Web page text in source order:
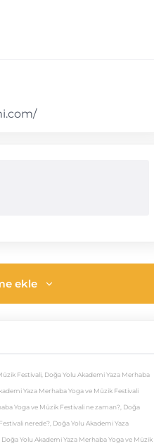
ekle
Festivali Doğa Yolu Akademi Yaza Merhaba
Yaza Merhaba Yoga ve Müzik Festivali
Yoga ve Müzik Festivali ne zaman? Doğa
nerede? Doğa Yolu Akademi Yaza
Doğa Yolu Akademi Yaza Merhaba Yoga ve Müzik